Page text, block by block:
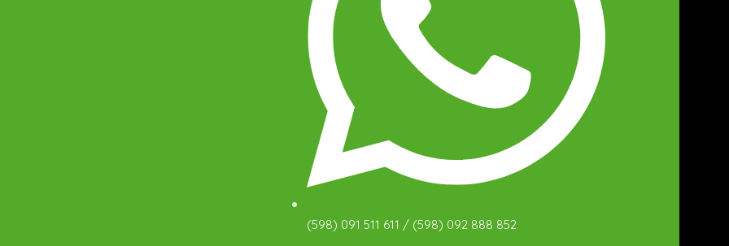
(598) 091 511 611 / (598) 092 888 852